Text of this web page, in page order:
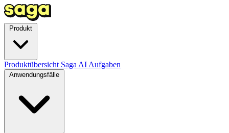
Produktübersicht Saga AI Aufgaben